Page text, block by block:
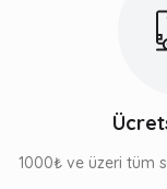
1000₺ ve üzeri tüm